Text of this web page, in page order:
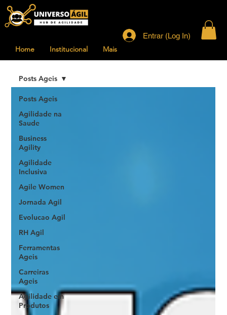
Home Institucional Mais
Entrar (Log In)
Posts Ageis
Agilidade na
Saude
Business
Agility
Agilidade
Inclusiva
Agile Women
Jornada Agil
Evolucao Agil
RH Agil
Ferramentas
Ageis
Carreiras
Ageis
Agilidade em
Produtos
Posts Ageis